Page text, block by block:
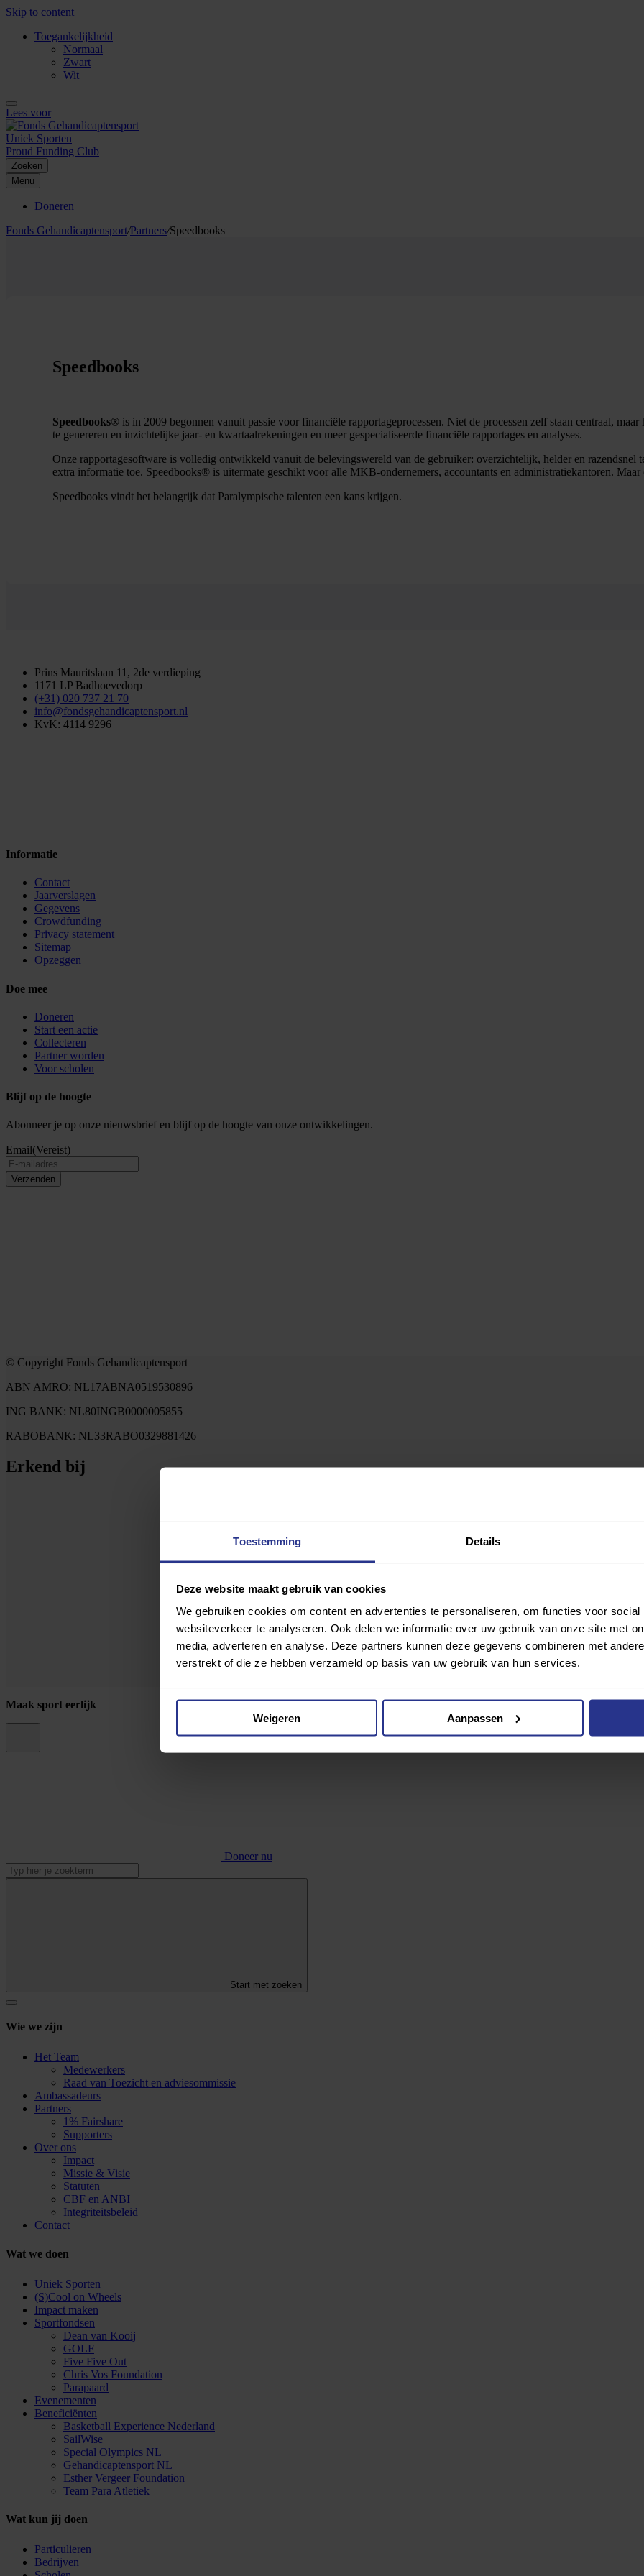
Toestemming Details
Deze website maakt gebruik van cookies
We gebruiken cookies om content en advertenties te personaliseren, om functies voor
websiteverkeer te analyseren. Ook delen we informatie over uw gebruik van onze site met
media, adverteren en analyse. Deze partners kunnen deze gegevens combineren met
verstrekt of die ze hebben verzameld op basis van uw gebruik van hun services.
Weigeren Aanpassen
Skip to content
Toegankelijkheid
Normaal
Zwart
Wit
Lees voor
Uniek Sporten
Proud Funding Club
Zoeken
Menu
Doneren
Fonds Gehandicaptensport/Partners/Speedbooks
Speedbooks
Speedbooks® is in 2009 begonnen vanuit passie voor financiële rapportageprocessen. Niet de processen zelf staan centraal,
te genereren en inzichtelijke jaar- en kwartaalrekeningen en meer gespecialiseerde financiële rapportages en analyses.
Onze rapportagesoftware is volledig ontwikkeld vanuit de belevingswereld van de gebruiker: overzichtelijk, helder en razendsnel
extra informatie toe. Speedbooks® is uitermate geschikt voor alle MKB-ondernemers, accountants en administratiekantoren.
Speedbooks vindt het belangrijk dat Paralympische talenten een kans krijgen.
Prins Mauritslaan 11, 2de verdieping
1171 LP Badhoevedorp
(+31) 020 737 21 70
info@fondsgehandicaptensport.nl
KvK: 4114 9296
Informatie
Contact
Jaarverslagen
Gegevens
Crowdfunding
Privacy statement
Sitemap
Opzeggen
Doe mee
Doneren
Start een actie
Collecteren
Partner worden
Voor scholen
Blijf op de hoogte
Abonneer je op onze nieuwsbrief en blijf op de hoogte van onze ontwikkelingen.
Email(Vereist)
Verzenden
© Copyright Fonds Gehandicaptensport
ABN AMRO: NL17ABNA0519530896
ING BANK: NL80INGB0000005855
RABOBANK: NL33RABO0329881426
Erkend bij
Maak sport eerlijk
Doneer nu
Start met zoeken
Wie we zijn
Het Team
Medewerkers
Raad van Toezicht en adviesommissie
Ambassadeurs
Partners
1% Fairshare
Supporters
Over ons
Impact
Missie & Visie
Statuten
CBF en ANBI
Integriteitsbeleid
Contact
Wat we doen
Uniek Sporten
(S)Cool on Wheels
Impact maken
Sportfondsen
Dean van Kooij
GOLF
Five Five Out
Chris Vos Foundation
Parapaard
Evenementen
Beneficiënten
Basketball Experience Nederland
SailWise
Special Olympics NL
Gehandicaptensport NL
Esther Vergeer Foundation
Team Para Atletiek
Wat kun jij doen
Particulieren
Bedrijven